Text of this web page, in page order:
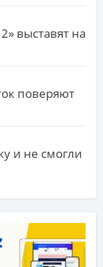
выставят на
поверяют
и не смогли